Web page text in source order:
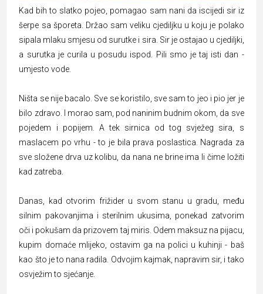
Kad bih to slatko pojeo, pomagao sam nani da iscijedi sir iz
šerpe sa šporeta. Držao sam veliku cjediljku u koju je polako
sipala mlaku smjesu od surutke i sira. Sir je ostajao u cjediljki,
a surutka je curila u posudu ispod. Pili smo je taj isti dan -
umjesto vode.
Ništa se nije bacalo. Sve se koristilo, sve sam to jeo i pio jer je
bilo zdravo. I morao sam, pod naninim budnim okom, da sve
pojedem i popijem. A tek sirnica od tog svježeg sira, s
maslacem po vrhu - to je bila prava poslastica. Nagrada za
sve složene drva uz kolibu, da nana ne brine ima li čime ložiti
kad zatreba.
Danas, kad otvorim frižider u svom stanu u gradu, među
silnim pakovanjima i sterilnim ukusima, ponekad zatvorim
oči i pokušam da prizovem taj miris. Odem maksuz na pijacu,
kupim domaće mlijeko, ostavim ga na polici u kuhinji - baš
kao što je to nana radila. Odvojim kajmak, napravim sir, i tako
osvježim to sjećanje.